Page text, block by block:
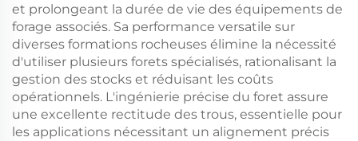
et prolongeant la durée de vie des équipements de
forage associés. Sa performance versatile sur
diverses formations rocheuses élimine la nécessité
d'utiliser plusieurs forets spécialisés, rationalisant la
gestion des stocks et réduisant les coûts
opérationnels. L'ingénierie précise du foret assure
une excellente rectitude des trous, essentielle pour
les applications nécessitant un alignement précis